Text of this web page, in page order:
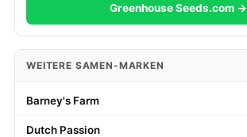
Greenhouse Seeds.com →
WEITERE SAMEN-MARKEN
Barney's Farm
Dutch Passion